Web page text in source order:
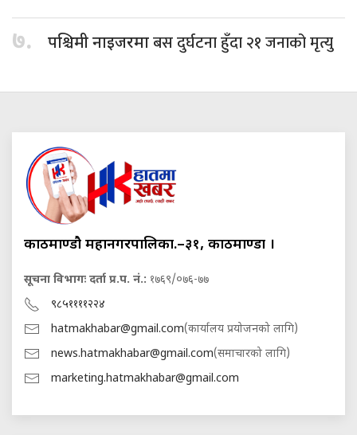
७. पश्चिमी नाइजरमाबस दुर्घटना हुँदा २१ जनाको मृत्यु
काठमाण्डौ महानगरपालिका.–३१, काठमाण्डौं ।
सूचना विभागः दर्ता प्र.प. नं.: १७६९/०७६-७७
९८५११११२२४
hatmakhabar@gmail.com(कार्यालय प्रयोजनको लागि)
news.hatmakhabar@gmail.com(समाचारको लागि)
marketing.hatmakhabar@gmail.com